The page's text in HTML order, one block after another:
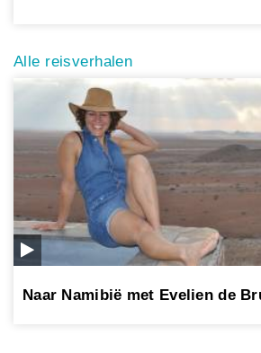
Alle reisverhalen
Naar Namibië met Evelien de